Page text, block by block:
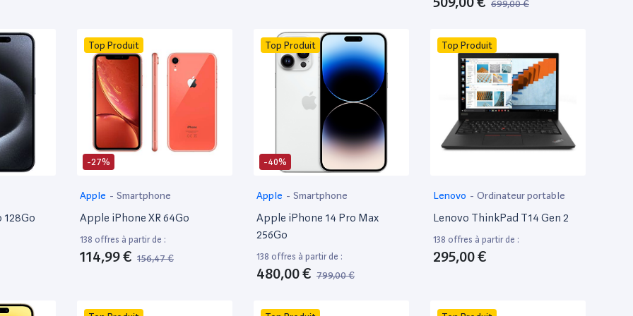
699,00 €
128Go
-27%
Top Produit
Apple - Smartphone
Apple iPhone XR 64Go
138 offres à partir de :
114,99 € 156,47 €
-40%
Top Produit
Apple - Smartphone
Apple iPhone 14 Pro Max
256Go
138 offres à partir de :
480,00 € 799,00 €
Top Produit
Lenovo - Ordinateur portable
Lenovo ThinkPad T14 Gen 2
138 offres à partir de :
295,00 €